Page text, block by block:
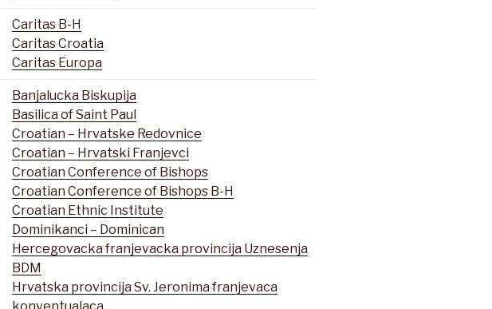
Caritas B-H
Caritas Croatia
Caritas Europa
Banjalucka Biskupija
Basilica of Saint Paul
Croatian – Hrvatske Redovnice
Croatian – Hrvatski Franjevci
Croatian Conference of Bishops
Croatian Conference of Bishops B-H
Croatian Ethnic Institute
Dominikanci – Dominican
Hercegovacka franjevacka provincija Uznesenja
BDM
Hrvatska provincija Sv. Jeronima franjevaca